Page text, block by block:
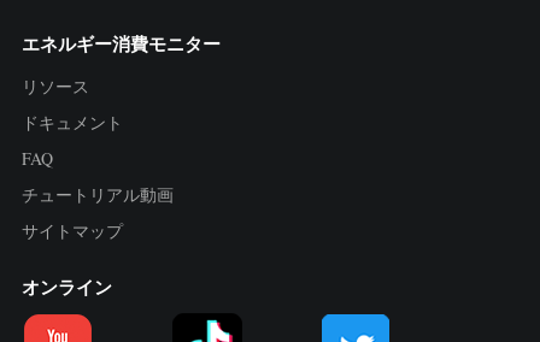
エネルギー消費モニター
リソース
ドキュメント
FAQ
チュートリアル動画
サイトマップ
オンライン